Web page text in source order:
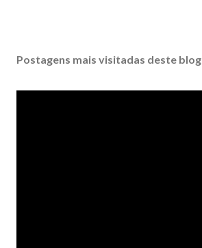
Postagens mais visitadas deste blog